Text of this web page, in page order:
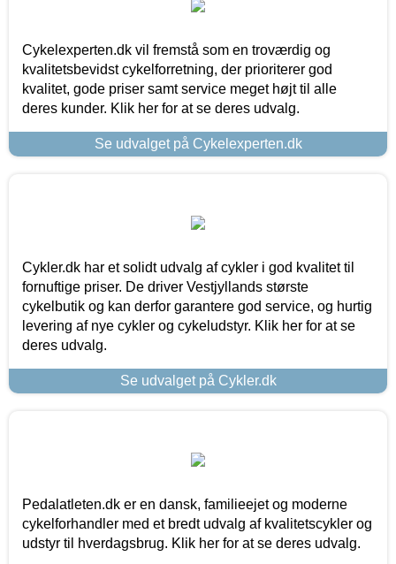
Cykelexperten.dk vil fremstå som en troværdig og
kvalitetsbevidst cykelforretning, der prioriterer god
kvalitet, gode priser samt service meget højt til alle
deres kunder. Klik her for at se deres udvalg.
Se udvalget på Cykelexperten.dk
Cykler.dk har et solidt udvalg af cykler i god kvalitet til
fornuftige priser. De driver Vestjyllands største
cykelbutik og kan derfor garantere god service, og hurtig
levering af nye cykler og cykeludstyr. Klik her for at se
deres udvalg.
Se udvalget på Cykler.dk
Pedalatleten.dk er en dansk, familieejet og moderne
cykelforhandler med et bredt udvalg af kvalitetscykler og
udstyr til hverdagsbrug. Klik her for at se deres udvalg.